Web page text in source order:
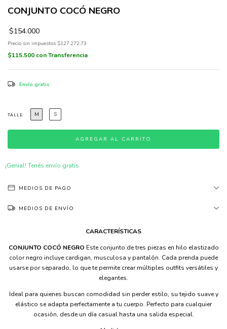
CONJUNTO COCÓ NEGRO
$154.000
Precio sin impuestos $127.272,73
$115.500 conTransferencia
Envío gratis
TALLE M S
¡Genial! Tenés envío gratis
MEDIOS DE PAGO
MEDIOS DE ENVÍO
CARACTERÍSTICAS
CONJUNTO COCÓ NEGRO Este conjunto de tres piezas en hilo elastizado
color negro incluye cardigan, musculosa y pantalón. Cada prenda puede
usarse por separado, lo que te permite crear múltiples outfits versátiles y
elegantes.
Ideal para quienes buscan comodidad sin perder estilo, su tejido suave y
elástico se adapta perfectamente a tu cuerpo. Perfecto para cualquier
ocasión, desde un día casual hasta una salida especial.